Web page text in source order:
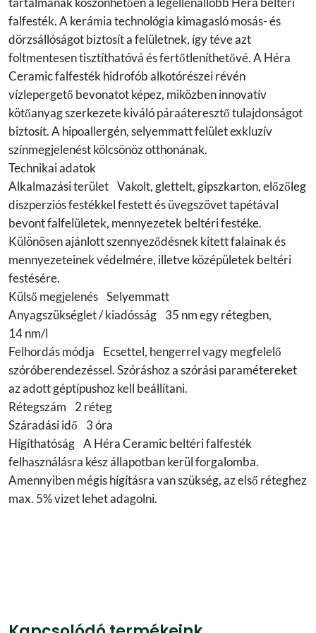
falfesték. A kerámia technológia kimagasló mosás- és
dörzsállóságot biztosít a felületnek, így téve azt
foltmentesen tisztíthatóvá és fertőtleníthetővé. A Héra
Ceramic falfesték hidrofób alkotórészei révén
vízlepergető bevonatot képez, miközben innovatív
kötőanyag szerkezete kiváló páraáteresztő tulajdonságot
biztosít. A hipoallergén, selyemmatt felület exkluzív
színmegjelenést kölcsönöz otthonának.
Technikai adatok
Alkalmazási terület Vakolt, glettelt, gipszkarton, előzőleg
diszperziós festékkel festett és üvegszövet tapétával
bevont falfelületek, mennyezetek beltéri festéke.
Különösen ajánlott szennyeződésnek kitett falainak és
mennyezeteinek védelmére, illetve középületek beltéri
festésére.
Külső megjelenés Selyemmatt
Anyagszükséglet / kiadósság 35 nm egy rétegben,
14 nm/l
Felhordás módja Ecsettel, hengerrel vagy megfelelő
szóróberendezéssel. Szóráshoz a szórási paramétereket
az adott géptípushoz kell beállítani.
Rétegszám 2 réteg
Száradási idő 3 óra
Hígíthatóság A Héra Ceramic beltéri falfesték
felhasználásra kész állapotban kerül forgalomba.
Amennyiben mégis hígításra van szükség, az első réteghez
max. 5% vizet lehet adagolni.